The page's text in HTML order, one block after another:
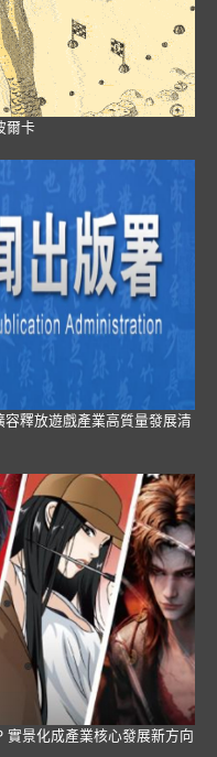
爾卡
釋放遊戲產業高質量發展清
實景化成產業核心發展新方向